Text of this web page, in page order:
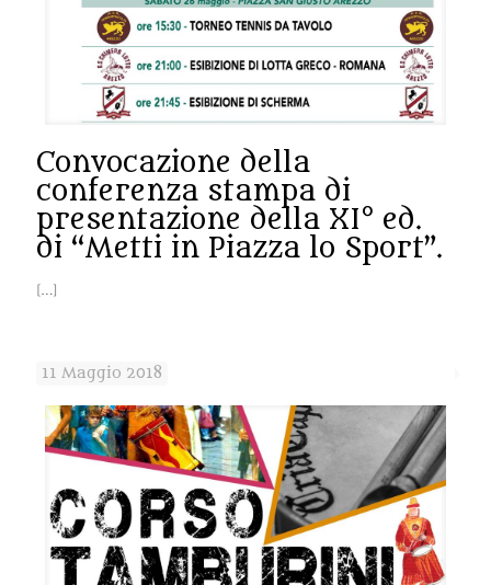
Convocazione della
conferenza stampa di
presentazione della XI° ed.
di “Metti in Piazza lo Sport”.
[…]
11 Maggio 2018